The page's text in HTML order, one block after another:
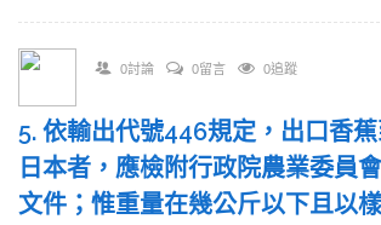
0討論 0留言 0追蹤
5. 依輸出代號446規定，出口香
日本者，應檢附行政院農業委員
文件；惟重量在幾公斤以下且以